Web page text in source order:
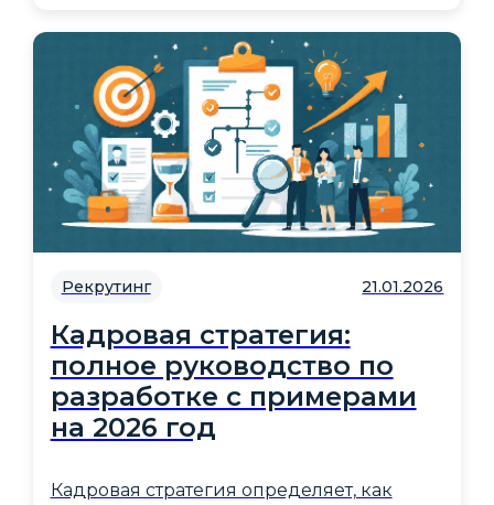
Рекрутинг 21.01.2026
Кадровая стратегия:
полное руководство по
разработке с примерами
на 2026 год
Кадровая стратегия определяет, как